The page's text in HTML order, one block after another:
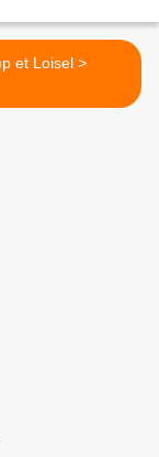
Tripp et Loisel >